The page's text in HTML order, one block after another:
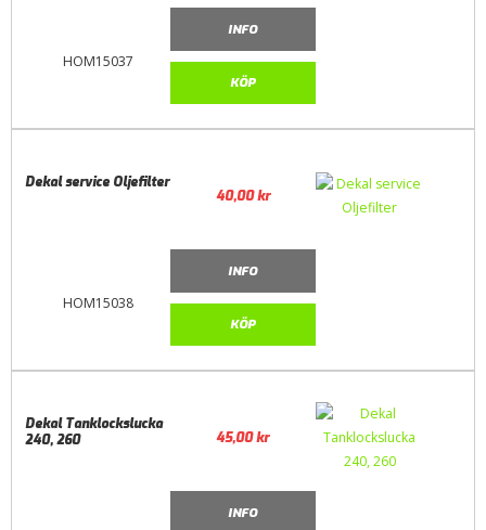
HOM15037
INFO
KÖP
HOM15038
Dekal service Oljefilter
40,00kr
INFO
KÖP
Dekal Tanklockslucka
240, 260
45,00kr
INFO